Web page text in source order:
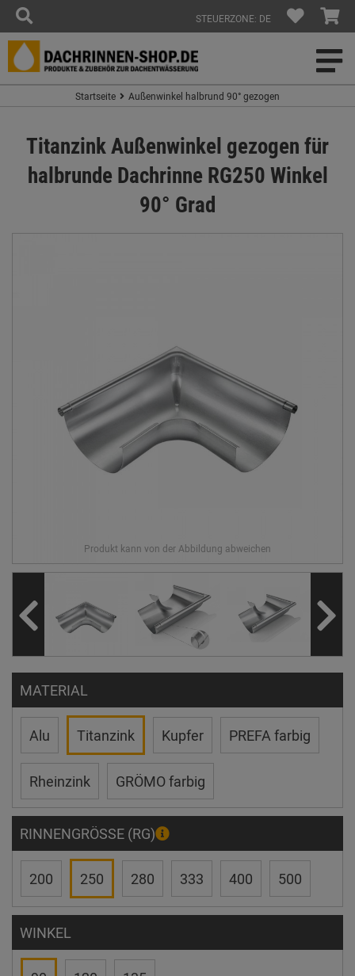
STEUERZONE: DE
Startseite Außenwinkel halbrund 90° gezogen
Titanzink Außenwinkel gezogen für
halbrunde Dachrinne RG250 Winkel
90° Grad
MATERIAL
Alu Titanzink Kupfer PREFA farbig
Rheinzink GRÖMO farbig
RINNENGRÖSSE (RG)
200 250 280 333 400 500
WINKEL